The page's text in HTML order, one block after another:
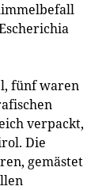
fünf waren
verpackt,
Die
gemästet